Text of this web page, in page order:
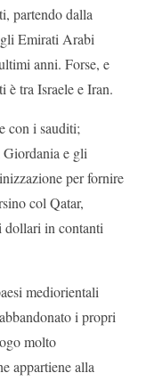
partendo dalla
Emirati Arabi
anni. Forse, e
è tra Israele e Iran.
con i sauditi;
Giordania e gli
per fornire
col Qatar,
dollari in contanti
mediorientali
i propri
molto
appartiene alla